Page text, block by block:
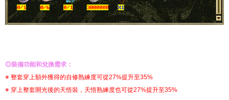
◎裝備功能和兌換需求：
※ 整套穿上額外獲得的自修熟練度可從27%提升至35%
※ 穿上整套開光後的天悟裝，天悟熟練度也可從27%提升至35%